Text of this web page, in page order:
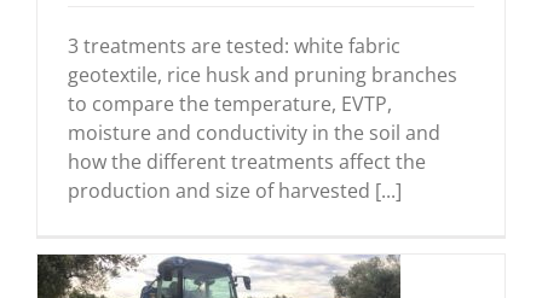
3 treatments are tested: white fabric
geotextile, rice husk and pruning branches
to compare the temperature, EVTP,
moisture and conductivity in the soil and
how the different treatments affect the
production and size of harvested [...]